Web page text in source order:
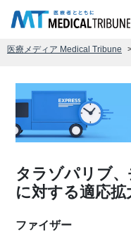
医療メディア Medical Tribune
タラゾパリブ
に対する適応拡
ファイザー